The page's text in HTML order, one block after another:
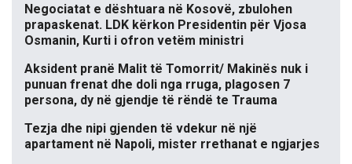
Negociatat e dështuara në Kosovë, zbulohen
prapaskenat. LDK kërkon Presidentin për Vjosa
Osmanin, Kurti i ofron vetëm ministri
Aksident pranë Malit të Tomorrit/ Makinës nuk i
punuan frenat dhe doli nga rruga, plagosen 7
persona, dy në gjendje të rëndë te Trauma
Tezja dhe nipi gjenden të vdekur në një
apartament në Napoli, mister rrethanat e ngjarjes